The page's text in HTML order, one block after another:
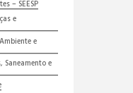
– SEESP
e
e
Saneamento e